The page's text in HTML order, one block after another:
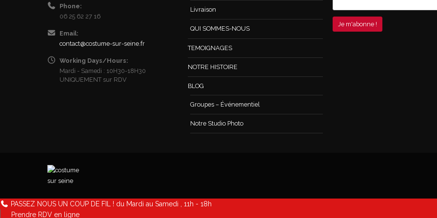
Phone:
06 25 62 27 16
Email:
contact@costume-sur-seine.fr
Working Days/Hours:
Mardi - Samedi : 10H30-18H30
UNIQUEMENT sur RDV
Livraison
QUI SOMMES-NOUS
TEMOIGNAGES
NOTRE HISTOIRE
BLOG
Groupes – Événementiel
Notre Studio Photo
PASSEZ NOUS UN COUP DE FIL ! du Mardi au Samedi , 11h - 18h
Prendre RDV en ligne